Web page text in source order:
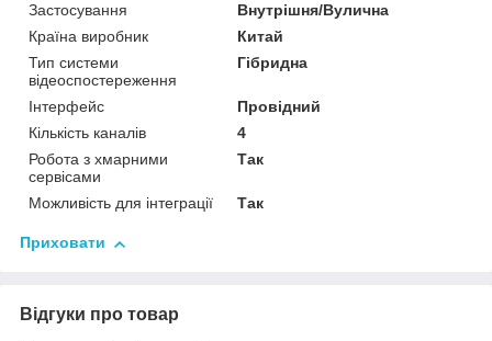
Застосування
Внутрішня/Вулична
Країна виробник
Китай
Тип системи
відеоспостереження
Гібридна
Інтерфейс
Провідний
Кількість каналів
4
Робота з хмарними
сервісами
Так
Можливість для інтеграції Так
Приховати
Відгуки про товар